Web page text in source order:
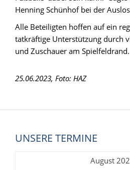
Henning Schünhof bei der
Alle Beteiligten hoffen auf ein
tatkräftige Unterstützung durch
und Zuschauer am Spielfeldrand.
25.06.2023, Foto: HAZ
UNSERE TERMINE
August